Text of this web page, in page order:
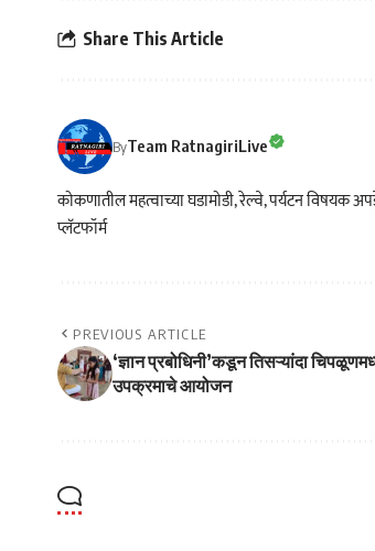
Share This Article
ByTeam RatnagiriLive
कोकणातील महत्वाच्या घडामोडी, रेल्वे, पर्यटन विषयक
प्लॅटफॉर्म
PREVIOUS ARTICLE
‘ज्ञान प्रबोधिनी’कडून तिसऱ्यांदा
उपक्रमाचे आयोजन